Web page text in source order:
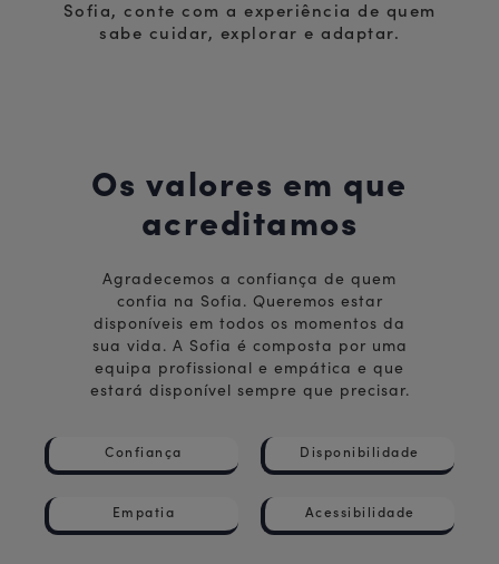
Sofia, conte com a experiência de quem
sabe cuidar, explorar e adaptar.
Os valores em que
acreditamos
Agradecemos a confiança de quem
confia na Sofia. Queremos estar
disponíveis em todos os momentos da
sua vida. A Sofia é composta por uma
equipa profissional e empática e que
estará disponível sempre que precisar.
Confiança Disponibilidade
Empatia Acessibilidade